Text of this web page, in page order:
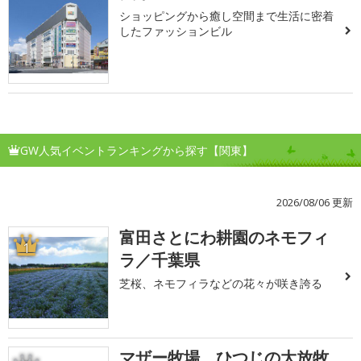
ショッピングから癒し空間まで生活に密着
したファッションビル
GW人気イベントランキングから探す【関東】
2026/08/06 更新
1
富田さとにわ耕園のネモフィ
ラ／千葉県
芝桜、ネモフィラなどの花々が咲き誇る